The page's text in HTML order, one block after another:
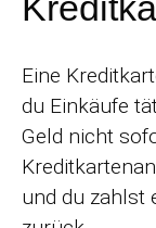
Eine
du Einkäufe
Geld nicht
und du zahlst